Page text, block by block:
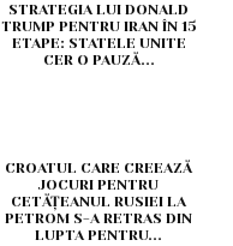
STRATEGIA LUI DONALD
TRUMP PENTRU IRAN ÎN 15
ETAPE: STATELE UNITE
CER O PAUZĂ...
CROATUL CARE CREEAZĂ
JOCURI PENTRU
CETĂȚEANUL RUSIEI LA
PETROM S-A RETRAS DIN
LUPTA PENTRU...